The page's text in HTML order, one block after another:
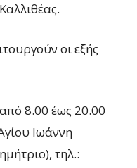
οι εξής
8.00 έως 20.00
Ιωάννη
τηλ.: